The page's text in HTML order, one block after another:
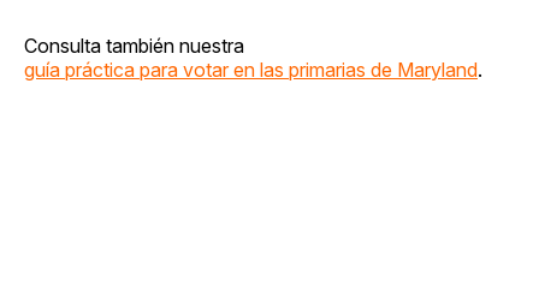
Consulta también nuestra
guía práctica para votar en las primarias de Maryland.